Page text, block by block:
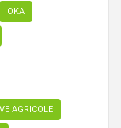
OKA
AGRICOLE